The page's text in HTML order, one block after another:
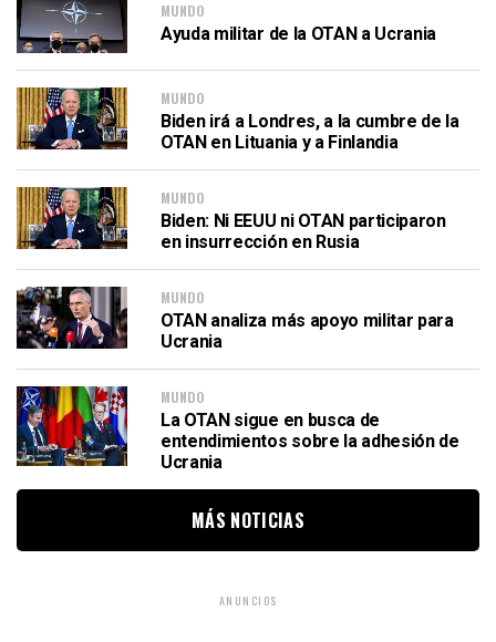
MUNDO
Ayuda militar de la OTAN a Ucrania
MUNDO
Biden irá a Londres, a la cumbre de la
OTAN en Lituania y a Finlandia
MUNDO
Biden: Ni EEUU ni OTAN participaron
en insurrección en Rusia
MUNDO
OTAN analiza más apoyo militar para
Ucrania
MUNDO
La OTAN sigue en busca de
entendimientos sobre la adhesión de
Ucrania
MÁS NOTICIAS
ANUNCIOS